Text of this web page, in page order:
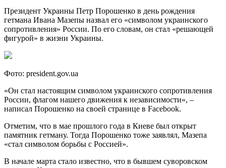
Президент Украины Петр Порошенко в день рождения
гетмана Ивана Мазепы назвал его «символом украинского
сопротивления» России. По его словам, он стал «решающей
фигурой» в жизни Украины.
Фото: president.gov.ua
«Он стал настоящим символом украинского сопротивления
России, флагом нашего движения к независимости», –
написал Порошенко на своей странице в Facebook.
Отметим, что в мае прошлого года в Киеве был открыт
памятник гетману. Тогда Порошенко тоже заявлял, Мазепа
«стал символом борьбы с Россией».
В начале марта стало известно, что в бывшем суворовском